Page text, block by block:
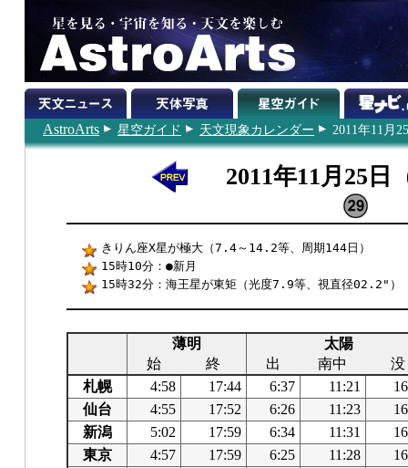
AstroArts 星空ガイド 天文現象カレンダー 2011年11月
2011年11月25日
きりん座X星が極大（7.4～14.2等、周期144日）
15時10分：●新月
15時32分：海王星が東矩（光度7.9等、視直径02.2"）
薄明
太陽
始
終 出 南中
没
札幌
4:58 17:44 6:37 11:21
仙台
4:55 17:52 6:26 11:23
新潟
5:02 17:59 6:34 11:31
東京
4:57 17:59 6:25 11:28